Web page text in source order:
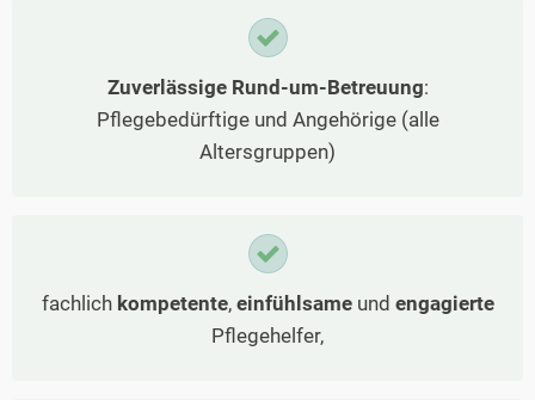
Zuverlässige Rund-um-Betreuung:
Pflegebedürftige und Angehörige (alle
Altersgruppen)
fachlich kompetente, einfühlsameund engagierte
Pflegehelfer,